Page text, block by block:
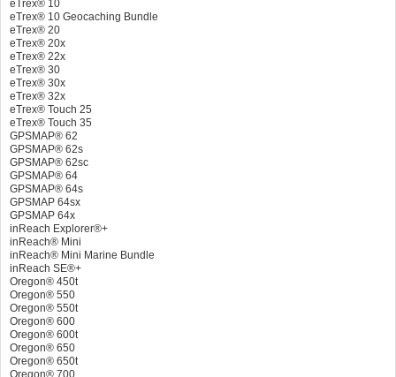
eTrex® 10
eTrex® 10 Geocaching Bundle
eTrex® 20
eTrex® 20x
eTrex® 22x
eTrex® 30
eTrex® 30x
eTrex® 32x
eTrex® Touch 25
eTrex® Touch 35
GPSMAP® 62
GPSMAP® 62s
GPSMAP® 62sc
GPSMAP® 64
GPSMAP® 64s
GPSMAP 64sx
GPSMAP 64x
inReach Explorer®+
inReach® Mini
inReach® Mini Marine Bundle
inReach SE®+
Oregon® 450t
Oregon® 550
Oregon® 550t
Oregon® 600
Oregon® 600t
Oregon® 650
Oregon® 650t
Oregon® 700